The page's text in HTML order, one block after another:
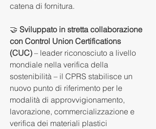
catena di fornitura.
🤝 Sviluppato in stretta collaborazione
con Control Union Certifications
(CUC) – leader riconosciuto a livello
mondiale nella verifica della
sostenibilità – il CPRS stabilisce un
nuovo punto di riferimento per le
modalità di approvvigionamento,
lavorazione, commercializzazione e
verifica dei materiali plastici